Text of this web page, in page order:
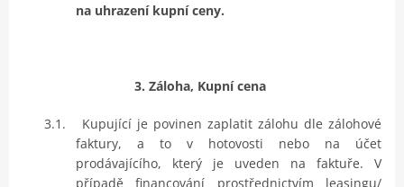
na uhrazení kupní ceny.
3. Záloha, Kupní cena
3.1.
Kupující je povinen zaplatit zálohu dle zálohové
faktury, a to v hotovosti nebo na účet
prodávajícího, který je uveden na faktuře. V
případě financování prostřednictvím leasingu/